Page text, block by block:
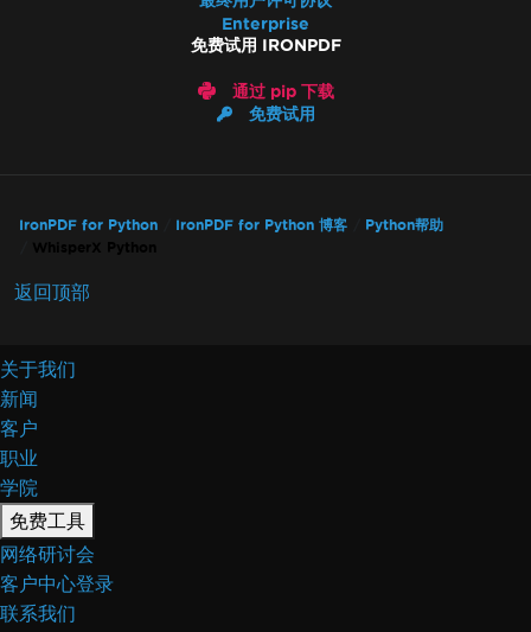
Enterprise
免费试用 IRONPDF
通过 pip 下载
免费试用
IronPDF for Python IronPDF for Python 博客
Python帮助
WhisperX Python
返回顶部
关于我们
新闻
客户
职业
学院
免费工具
网络研讨会
客户中心登录
联系我们